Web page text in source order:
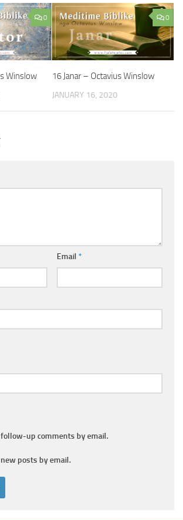
0
Winslow
0
16 Janar – Octavius Winslow
JANUARY 16, 2020
Email *
up comments by email.
posts by email.